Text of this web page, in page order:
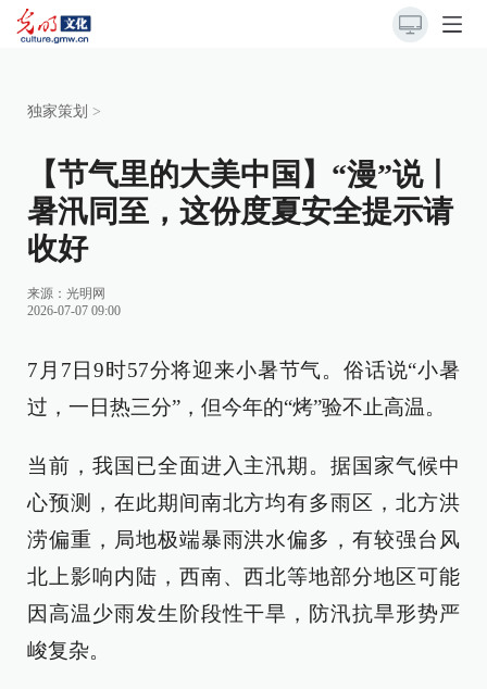
独家策划 >
【节气里的大美中国】“漫”说丨
暑汛同至，这份度夏安全提示请
收好
来源： 光明网
2026-07-07 09:00
7月7日9时57分将迎来小暑节气。俗话说“小暑
过，一日热三分”，但今年的“烤”验不止高温。
当前，我国已全面进入主汛期。据国家气候中
心预测，在此期间南北方均有多雨区，北方洪
涝偏重，局地极端暴雨洪水偏多，有较强台风
北上影响内陆，西南、西北等地部分地区可能
因高温少雨发生阶段性干旱，防汛抗旱形势严
峻复杂。